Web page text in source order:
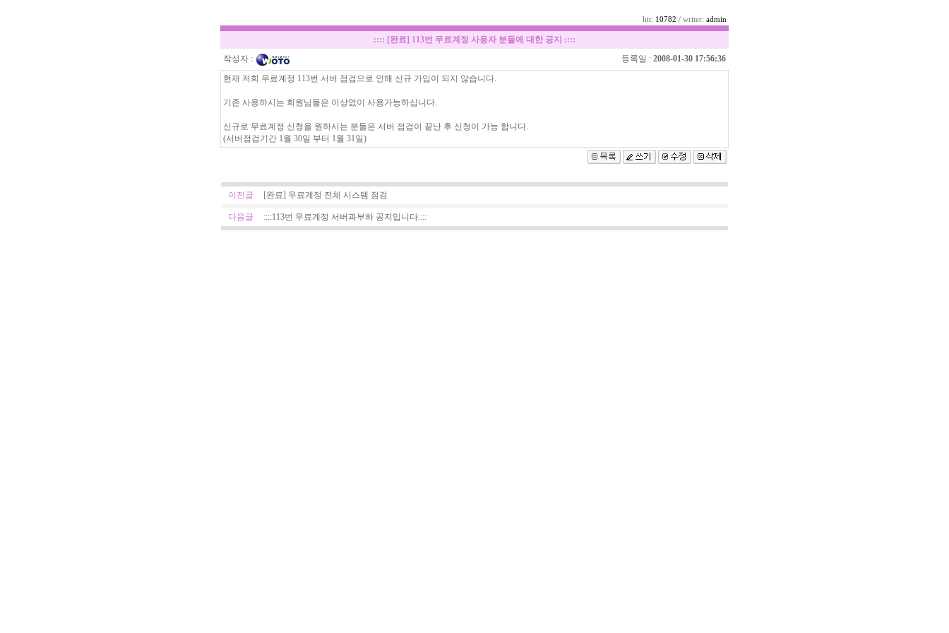
hit: 10782 / writer: admin
:::: [완료] 113번 무료계정 사용자 분들에 대한 공지 ::::
작성자 :
등록일 : 2008-01-30 17:56:36
현재 저희 무료계정 113번 서버 점검으로 인해 신규 가입이 되지 않습니다.
기존 사용하시는 회원님들은 이상없이 사용가능하십니다.
신규로 무료계정 신청을 원하시는 분들은 서버 점검이 끝난 후 신청이 가능 합니다.
(서버점검기간 1월 30일 부터 1월 31일)
이전글 [완료] 무료계정 전체 시스템 점검
다음글 ::::113번 무료계정 서버과부하 공지입니다::::